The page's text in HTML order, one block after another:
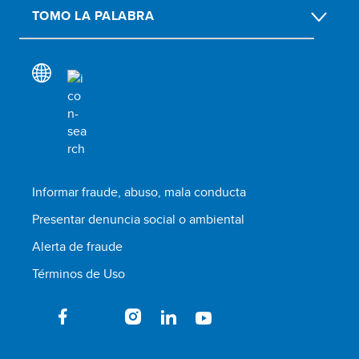
TOMO LA PALABRA
Informar fraude, abuso, mala conducta
Presentar denuncia social o ambiental
Alerta de fraude
Términos de Uso